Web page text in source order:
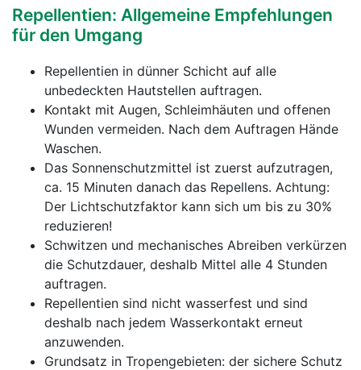
Repellentien: Allgemeine Empfehlungen
für den Umgang
Repellentien in dünner Schicht auf alle
unbedeckten Hautstellen auftragen.
Kontakt mit Augen, Schleimhäuten und offenen
Wunden vermeiden. Nach dem Auftragen Hände
Waschen.
Das Sonnenschutzmittel ist zuerst aufzutragen,
ca. 15 Minuten danach das Repellens. Achtung:
Der Lichtschutzfaktor kann sich um bis zu 30%
reduzieren!
Schwitzen und mechanisches Abreiben verkürzen
die Schutzdauer, deshalb Mittel alle 4 Stunden
auftragen.
Repellentien sind nicht wasserfest und sind
deshalb nach jedem Wasserkontakt erneut
anzuwenden.
Grundsatz in Tropengebieten: der sichere Schutz